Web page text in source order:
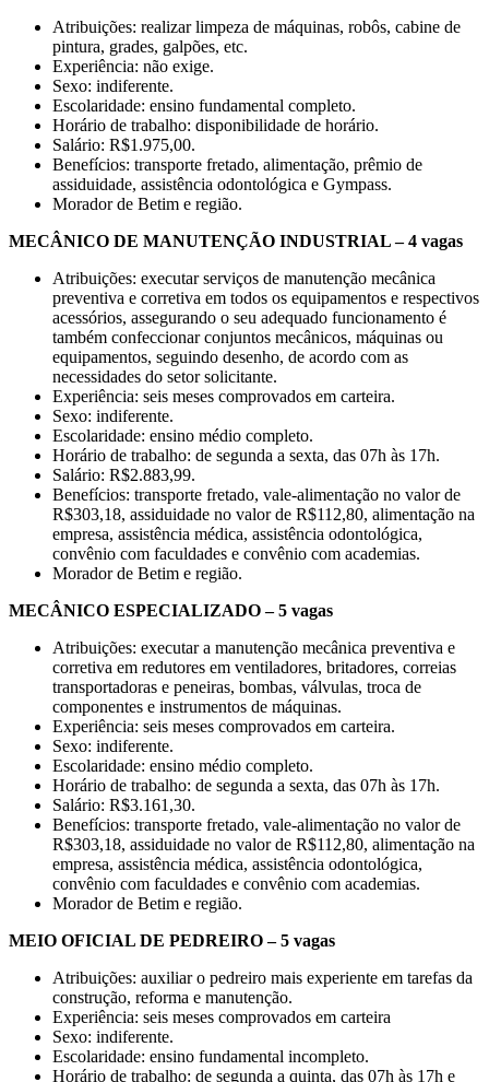
Atribuições: realizar limpeza de máquinas, robôs, cabine de
pintura, grades, galpões, etc.
Experiência: não exige.
Sexo: indiferente.
Escolaridade: ensino fundamental completo.
Horário de trabalho: disponibilidade de horário.
Salário: R$1.975,00.
Benefícios: transporte fretado, alimentação, prêmio de
assiduidade, assistência odontológica e Gympass.
Morador de Betim e região.
MECÂNICO DE MANUTENÇÃO INDUSTRIAL – 4 vagas
Atribuições: executar serviços de manutenção mecânica
preventiva e corretiva em todos os equipamentos e respectivos
acessórios, assegurando o seu adequado funcionamento é
também confeccionar conjuntos mecânicos, máquinas ou
equipamentos, seguindo desenho, de acordo com as
necessidades do setor solicitante.
Experiência: seis meses comprovados em carteira.
Sexo: indiferente.
Escolaridade: ensino médio completo.
Horário de trabalho: de segunda a sexta, das 07h às 17h.
Salário: R$2.883,99.
Benefícios: transporte fretado, vale-alimentação no valor de
R$303,18, assiduidade no valor de R$112,80, alimentação na
empresa, assistência médica, assistência odontológica,
convênio com faculdades e convênio com academias.
Morador de Betim e região.
MECÂNICO ESPECIALIZADO – 5 vagas
Atribuições: executar a manutenção mecânica preventiva e
corretiva em redutores em ventiladores, britadores, correias
transportadoras e peneiras, bombas, válvulas, troca de
componentes e instrumentos de máquinas.
Experiência: seis meses comprovados em carteira.
Sexo: indiferente.
Escolaridade: ensino médio completo.
Horário de trabalho: de segunda a sexta, das 07h às 17h.
Salário: R$3.161,30.
Benefícios: transporte fretado, vale-alimentação no valor de
R$303,18, assiduidade no valor de R$112,80, alimentação na
empresa, assistência médica, assistência odontológica,
convênio com faculdades e convênio com academias.
Morador de Betim e região.
MEIO OFICIAL DE PEDREIRO – 5 vagas
Atribuições: auxiliar o pedreiro mais experiente em tarefas da
construção, reforma e manutenção.
Experiência: seis meses comprovados em carteira
Sexo: indiferente.
Escolaridade: ensino fundamental incompleto.
Horário de trabalho: de segunda a quinta, das 07h às 17h e